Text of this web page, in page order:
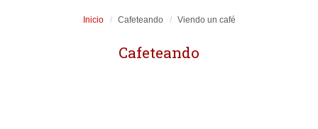
Inicio Cafeteando Viendo un café
Cafeteando